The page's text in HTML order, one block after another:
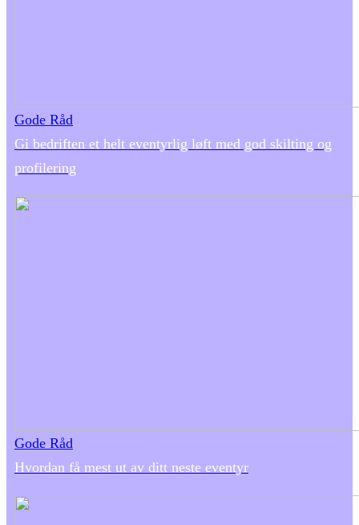
Gode Råd
Gi bedriften et helt eventyrlig løft med god skilting og
profilering
Gode Råd
Hvordan få mest ut av ditt neste eventyr